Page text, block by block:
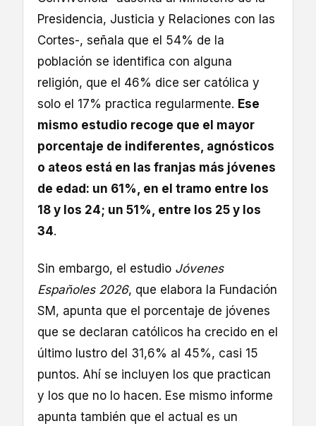
Presidencia, Justicia y Relaciones con las
Cortes-, señala que el 54% de la
población se identifica con alguna
religión, que el 46% dice ser católica y
solo el 17% practica regularmente. Ese
mismo estudio recoge que el mayor
porcentaje de indiferentes, agnósticos
o ateos está en las franjas más jóvenes
de edad: un 61%, en el tramo entre los
18 y los 24; un 51%, entre los 25 y los
34.
Sin embargo, el estudio Jóvenes
Españoles 2026, que elabora la Fundación
SM, apunta que el porcentaje de jóvenes
que se declaran católicos ha crecido en el
último lustro del 31,6% al 45%, casi 15
puntos. Ahí se incluyen los que practican
y los que no lo hacen. Ese mismo informe
apunta también que el actual es un